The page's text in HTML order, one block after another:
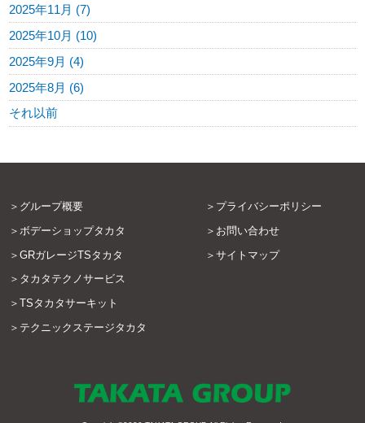
2025年11月 (7)
2025年10月 (10)
2025年9月 (4)
2025年8月 (6)
それ以前
グループ概要
ボデーショップタカタ
GRガレージTSタカタ
タカタテクノサービス
TSタカタサーキット
テクニックステージタカタ
プライバシーポリシー
お問い合わせ
サイトマップ